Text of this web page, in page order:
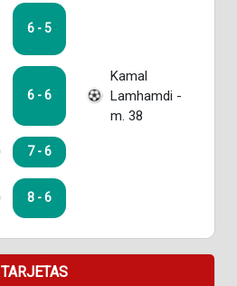
6 - 5
6 - 6
Kamal
Lamhamdi -
m. 38
7 - 6
8 - 6
TARJETAS